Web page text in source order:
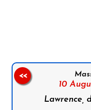
10
Lawrence,
<<